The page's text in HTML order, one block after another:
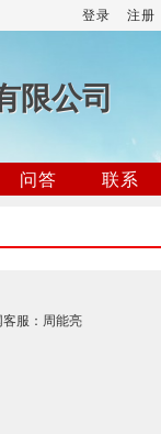
登录 注册
限公司
问答
联系
服：周能亮